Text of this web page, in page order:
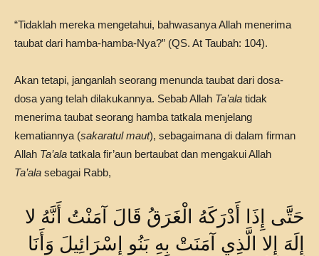
“Tidaklah mereka mengetahui, bahwasanya Allah menerima
taubat dari hamba-hamba-Nya?” (QS. At Taubah: 104).
Akan tetapi, janganlah seorang menunda taubat dari dosa-
dosa yang telah dilakukannya. Sebab Allah Ta’ala tidak
menerima taubat seorang hamba tatkala menjelang
kematiannya (sakaratul maut), sebagaimana di dalam firman
Allah Ta’ala tatkala fir’aun bertaubat dan mengakui Allah
Ta’ala sebagai Rabb,
حَتَّى إِذَا أَدْرَكَهُ الْغَرَقُ قَالَ آمَنْتُ أَنَّهُ لا
إِلَهَ إِلا الَّذِي آمَنَتْ بِهِ بَنُو إِسْرَائِيلَ وَأَنَا